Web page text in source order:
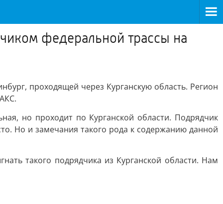
федеральной трассы на
проходящей через Курганскую область. Регион
но проходит по Курганской области. Подрядчик
Но и замечания такого рода к содержанию данной
такого подрядчика из Курганской области. Нам